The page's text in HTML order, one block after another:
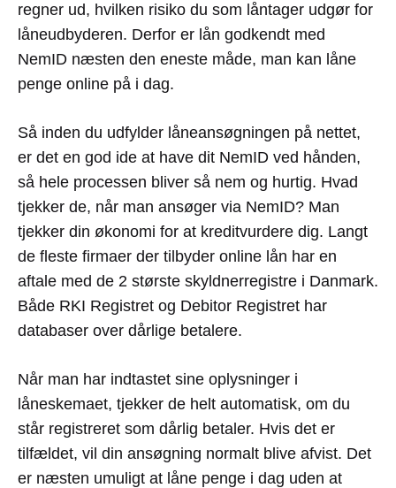
regner ud, hvilken risiko du som låntager udgør for
låneudbyderen. Derfor er lån godkendt med
NemID næsten den eneste måde, man kan låne
penge online på i dag.
Så inden du udfylder låneansøgningen på nettet,
er det en god ide at have dit NemID ved hånden,
så hele processen bliver så nem og hurtig. Hvad
tjekker de, når man ansøger via NemID? Man
tjekker din økonomi for at kreditvurdere dig. Langt
de fleste firmaer der tilbyder online lån har en
aftale med de 2 største skyldnerregistre i Danmark.
Både RKI Registret og Debitor Registret har
databaser over dårlige betalere.
Når man har indtastet sine oplysninger i
låneskemaet, tjekker de helt automatisk, om du
står registreret som dårlig betaler. Hvis det er
tilfældet, vil din ansøgning normalt blive afvist. Det
er næsten umuligt at låne penge i dag uden at